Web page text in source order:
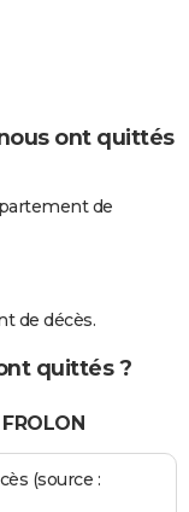
ont quittés
de
de décès.
quittés ?
(source :